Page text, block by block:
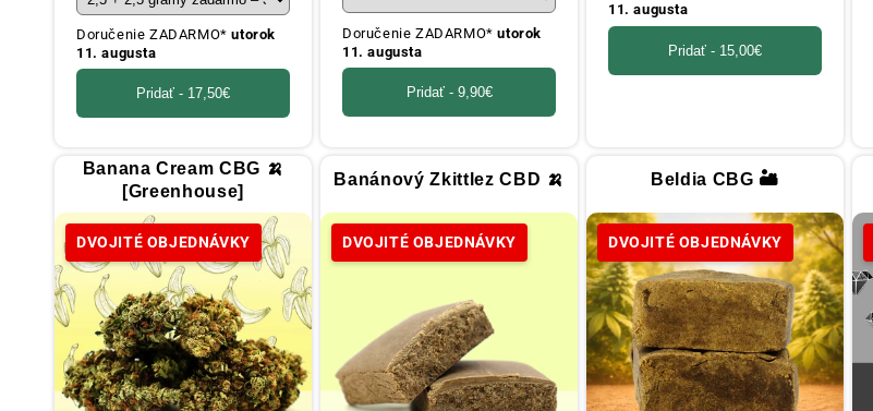
Doručenie ZADARMO*utorok
11. augusta
Pridať - 17,50€
Doručenie ZADARMO*utorok
11. augusta
Pridať - 9,90€
11. augusta
Pridať - 15,00€
Banana Cream CBG 🍌
[Greenhouse]
DVOJITÉ OBJEDNÁVKY
Banánový Zkittlez CBD 🍌
DVOJITÉ OBJEDNÁVKY
Beldia CBG 🏜️
DVOJITÉ OBJEDNÁVKY